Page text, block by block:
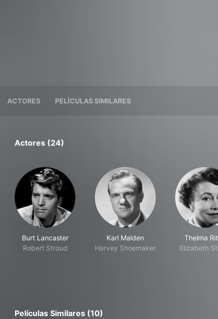
ACTORES PELÍCULAS SIMILARES
Actores (24)
Burt Lancaster
Robert Stroud
Karl Malden
Harvey Shoemaker
Thelma
Elizabeth
Películas Similares (10)